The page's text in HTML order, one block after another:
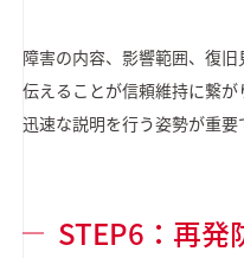
障害の内容、影響範囲、復
伝えることが信頼維持に繋
迅速な説明を行う姿勢が重要
STEP6：再